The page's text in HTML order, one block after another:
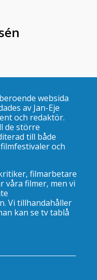
websida
av Jan-Eje
och redaktör.
de större
till både
och
filmarbetare
våra filmer, men vi
Vi tillhandahåller
kan se tv tablå